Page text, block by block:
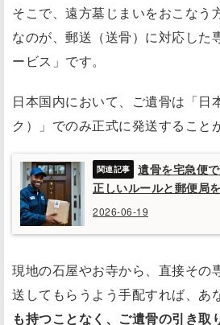
そこで、遠方墓じまいをおこなう
なのが、郵送（送骨）に対応した
ービス」です。
日本国内において、ご遺骨は「日
ク）」でのみ正式に発送すること
遺骨を宅急便
正しいルールと郵便局
2026-06-19
現地の石屋やお寺から、直接その
送してもらうよう手配すれば、あ
も持つことなく、ご遺骨の引き取